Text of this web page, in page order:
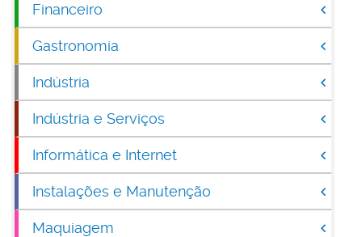
Financeiro
Gastronomia
Indústria
Indústria e Serviços
Informática e Internet
Instalações e Manutenção
Maquiagem